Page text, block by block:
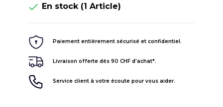
 En stock (1 Article)
Paiement entièrement sécurisé et confidentiel.
Livraison offerte dès 90 CHF d'achat*.
Service client à votre écoute pour vous aider.